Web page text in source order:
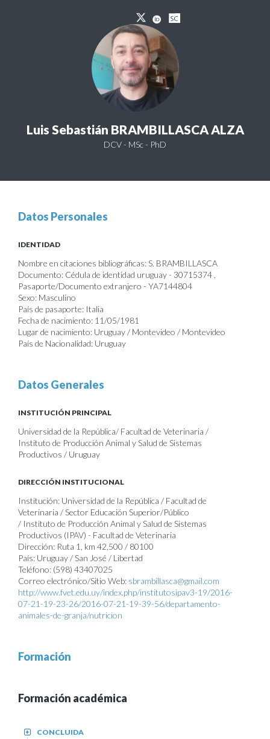
Luis Sebastián BRAMBILLASCA ALZA
DCV - MSc - PhD
Datos Personales
IDENTIDAD
Nombre en citaciones bibliográficas: S. BRAMBILLASCA
Documento: Cédula de identidad uruguay - 30715374 ,
Pasaporte/Documento extranjero - YA7144804
Sexo: Masculino
País de pasaporte: Italia
Fecha de nacimiento: 11/05/1981
Lugar de nacimiento: Uruguay / Montevideo / Montevideo
País de Nacionalidad: Uruguay
Datos Generales
INSTITUCIÓN PRINCIPAL
Universidad de la República/ Facultad de Veterinaria /
Instituto de Producción Animal y Salud de Sistemas
Productivos / Uruguay
DIRECCIÓN INSTITUCIONAL
Institución: Universidad de la República / Facultad de
Veterinaria / Sector Educación Superior/Público
/ Instituto de Producción Animal y Salud de Sistemas
Productivos (IPAV) - Facultad de Veterinaria
Dirección: Ruta 1, km 42,500 / 80100
País: Uruguay / San José / Libertad
Teléfono: (598) 43407025
Correo electrónico/Sitio Web: sbrambillasca@gmail.com
http://www.fvet.edu.uy/index.php/institutosipav3-19/2016-
07-21-19-23-26/2016-07-21-19-39-56/departamento-
animales-de-granja/nutricion
Formación
Formación académica
CONCLUIDA
+